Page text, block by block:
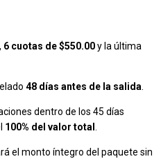
, 6 cuotas de $550.00y la última
48 días antes de la salida.
dentro de los 45 días
100% del valor total .
el monto íntegro del paquete sin